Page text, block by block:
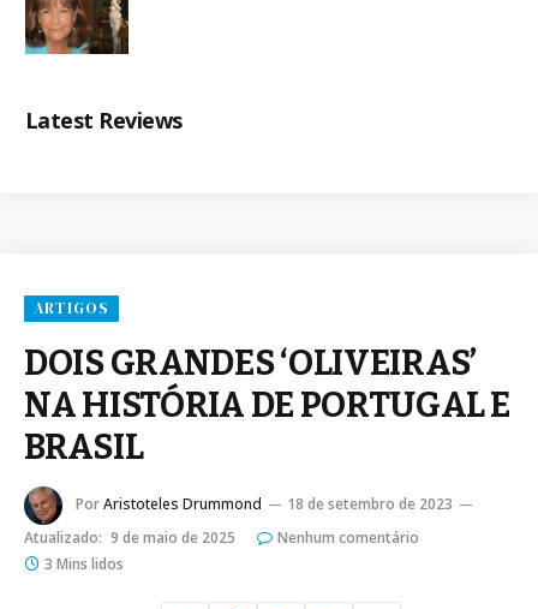
Latest Reviews
ARTIGOS
DOIS GRANDES ‘OLIVEIRAS’
NA HISTÓRIA DE PORTUGAL E
BRASIL
PorAristoteles Drummond
18 de setembro de 2023
Atualizado: 9 de maio de 2025
Nenhum comentário
3 Mins lidos